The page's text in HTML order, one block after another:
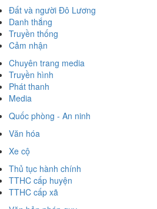
Đất và người Đô Lương
Danh thắng
Truyền thống
Cảm nhận
Chuyên trang media
Truyền hình
Phát thanh
Media
Quốc phòng - An ninh
Văn hóa
Xe cộ
Thủ tục hành chính
TTHC cấp huyện
TTHC cấp xã